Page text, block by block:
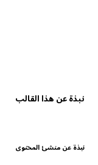
نبذة عن هذا القالب
نبذة عن منشئ المحتوى